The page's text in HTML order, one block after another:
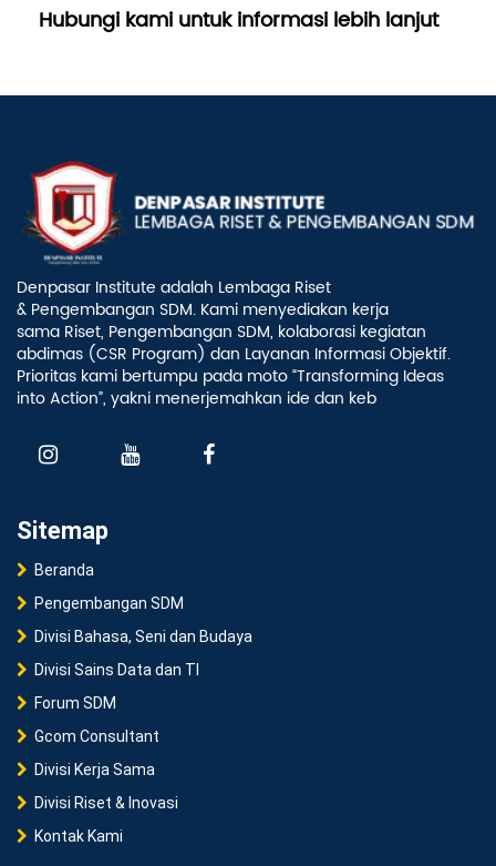
Hubungi kami untuk informasi lebih lanjut
Denpasar Institute adalah Lembaga Riset
& Pengembangan SDM. Kami menyediakan kerja
sama Riset, Pengembangan SDM, kolaborasi kegiatan
abdimas (CSR Program) dan Layanan Informasi Objektif.
Prioritas kami bertumpu pada moto “Transforming Ideas
into Action”, yakni menerjemahkan ide dan keb
Sitemap
Beranda
Pengembangan SDM
Divisi Bahasa, Seni dan Budaya
Divisi Sains Data dan TI
Forum SDM
Gcom Consultant
Divisi Kerja Sama
Divisi Riset & Inovasi
Kontak Kami